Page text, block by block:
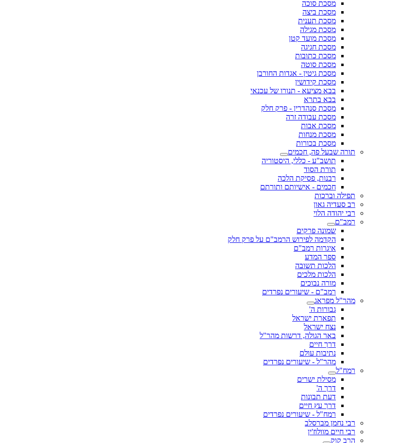
מסכת סוכה
מסכת ביצה
מסכת תענית
מסכת מגילה
מסכת מועד קטן
מסכת חגיגה
מסכת כתובות
מסכת סוטה
מסכת גיטין - אגדות החורבן
מסכת קידושין
בבא מציעא - תנורו של עכנאי
בבא בתרא
מסכת סנהדרין - פרק חלק
מסכת עבודה זרה
מסכת אבות
מסכת מנחות
מסכת בכורות
תורה שבעל פה, חכמים
תושב"ע - כללי, היסטוריה
תורת הסוד
רבנות, פסיקת הלכה
חכמים - אישיותם ותורתם
תפילה וברכות
רב סעדיה גאון
רבי יהודה הלוי
רמב"ם
שמונה פרקים
הקדמה לפירוש הרמב"ם על פרק חלק
איגרות רמב"ם
ספר המדע
הלכות תשובה
הלכות מלכים
מורה נבוכים
רמב"ם - שיעורים נפרדים
מהר"ל מפראג
גבורות ה'
תפארת ישראל
נצח ישראל
באר הגולה, דרשות מהר"ל
דרך חיים
נתיבות עולם
מהר"ל - שיעורים נפרדים
רמח"ל
מסילת ישרים
דרך ה'
דעת תבונות
דרך עץ חיים
רמח"ל - שיעורים נפרדים
רבי נחמן מברסלב
רבי חיים מוולוז'ין
הרב קוק